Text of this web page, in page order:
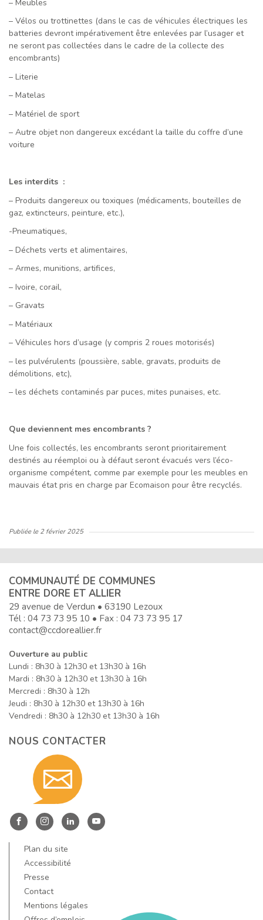
– Meubles
– Vélos ou trottinettes (dans le cas de véhicules électriques les
batteries devront impérativement être enlevées par l’usager et
ne seront pas collectées dans le cadre de la collecte des
encombrants)
– Literie
– Matelas
– Matériel de sport
– Autre objet non dangereux excédant la taille du coffre d’une
voiture
Les interdits :
– Produits dangereux ou toxiques (médicaments, bouteilles de
gaz, extincteurs, peinture, etc.),
-Pneumatiques,
– Déchets verts et alimentaires,
– Armes, munitions, artifices,
– Ivoire, corail,
– Gravats
– Matériaux
– Véhicules hors d’usage (y compris 2 roues motorisés)
– les pulvérulents (poussière, sable, gravats, produits de
démolitions, etc),
– les déchets contaminés par puces, mites punaises, etc.
Que deviennent mes encombrants ?
Une fois collectés, les encombrants seront prioritairement
destinés au réemploi ou à défaut seront évacués vers l’éco-
organisme compétent, comme par exemple pour les meubles en
mauvais état pris en charge par Ecomaison pour être recyclés.
Publiée le2 février 2025
COMMUNAUTÉ DE COMMUNES
ENTRE DORE ET ALLIER
29 avenue de Verdun • 63190 Lezoux
Tél : 04 73 73 95 10 • Fax : 04 73 73 95 17
contact@ccdoreallier.fr
Ouverture au public
Lundi : 8h30 à 12h30 et 13h30 à 16h
Mardi : 8h30 à 12h30 et 13h30 à 16h
Mercredi : 8h30 à 12h
Jeudi : 8h30 à 12h30 et 13h30 à 16h
Vendredi : 8h30 à 12h30 et 13h30 à 16h
NOUS CONTACTER
nous
Entre
Allier
sur
Facebook
Entre
Allier
sur
Instagram
Entre
LinkedIn
Entre
Plan du site
Accessibilité
Presse
Contact
Mentions légales